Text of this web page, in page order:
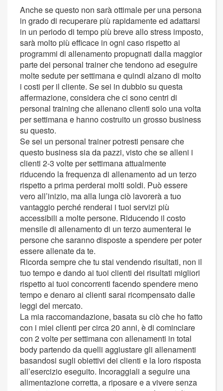
Anche se questo non sarà ottimale per una persona
in grado di recuperare più rapidamente ed adattarsi
in un periodo di tempo più breve allo stress imposto,
sarà molto più efficace in ogni caso rispetto ai
programmi di allenamento propugnati dalla maggior
parte dei personal trainer che tendono ad eseguire
molte sedute per settimana e quindi alzano di molto
i costi per il cliente. Se sei in dubbio su questa
affermazione, considera che ci sono centri di
personal training che allenano clienti solo una volta
per settimana e hanno costruito un grosso business
su questo.
Se sei un personal trainer potresti pensare che
questo business sia da pazzi, visto che se alleni i
clienti 2-3 volte per settimana attualmente
riducendo la frequenza di allenamento ad un terzo
rispetto a prima perderai molti soldi. Può essere
vero all’inizio, ma alla lunga ciò lavorerà a tuo
vantaggio perché renderai i tuoi servizi più
accessibili a molte persone. Riducendo il costo
mensile di allenamento di un terzo aumenterai le
persone che saranno disposte a spendere per poter
essere allenate da te.
Ricorda sempre che tu stai vendendo risultati, non il
tuo tempo e dando ai tuoi clienti dei risultati migliori
rispetto ai tuoi concorrenti facendo spendere meno
tempo e denaro ai clienti sarai ricompensato dalle
leggi del mercato.
La mia raccomandazione, basata su ciò che ho fatto
con i miei clienti per circa 20 anni, è di cominciare
con 2 volte per settimana con allenamenti in total
body partendo da quelli aggiustare gli allenamenti
basandosi sugli obiettivi dei clienti e la loro risposta
all’esercizio eseguito. Incoraggiali a seguire una
alimentazione corretta, a riposare e a vivere senza